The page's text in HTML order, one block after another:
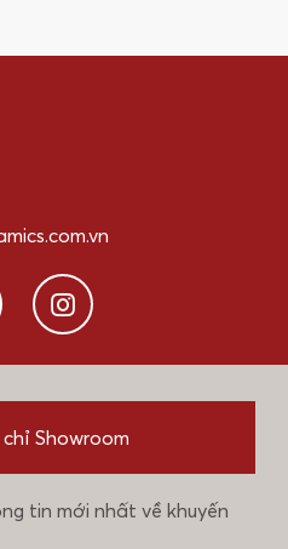
Showroom
tin mới nhất về khuyến